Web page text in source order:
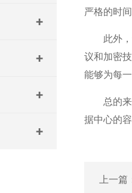
严格的时
此外，还
议和加密
能够为每
总的来说
据中心的
上一篇